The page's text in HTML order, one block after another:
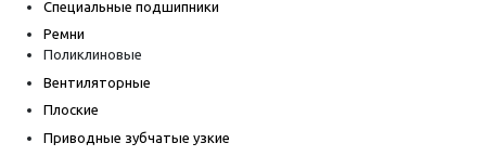
Специальные подшипники
Ремни
Поликлиновые
Вентиляторные
Плоские
Приводные зубчатые узкие